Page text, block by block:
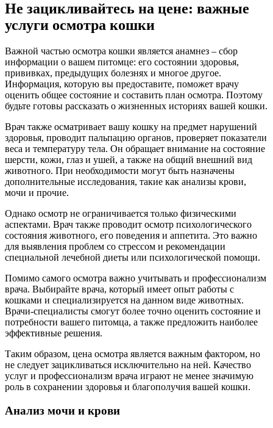
Не зацикливайтесь на цене: важные
услуги осмотра кошки
Важной частью осмотра кошки является анамнез – сбор
информации о вашем питомце: его состоянии здоровья,
прививках, предыдущих болезнях и многое другое.
Информация, которую вы предоставите, поможет врачу
оценить общее состояние и составить план осмотра. Поэтому
будьте готовы рассказать о жизненных историях вашей кошки.
Врач также осматривает вашу кошку на предмет нарушений
здоровья, проводит пальпацию органов, проверяет показатели
веса и температуру тела. Он обращает внимание на состояние
шерсти, кожи, глаз и ушей, а также на общий внешний вид
животного. При необходимости могут быть назначены
дополнительные исследования, такие как анализы крови,
мочи и прочие.
Однако осмотр не ограничивается только физическими
аспектами. Врач также проводит осмотр психологического
состояния животного, его поведения и аппетита. Это важно
для выявления проблем со стрессом и рекомендации
специальной лечебной диеты или психологической помощи.
Помимо самого осмотра важно учитывать и профессионализм
врача. Выбирайте врача, который имеет опыт работы с
кошками и специализируется на данном виде животных.
Врачи-специалисты смогут более точно оценить состояние и
потребности вашего питомца, а также предложить наиболее
эффективные решения.
Таким образом, цена осмотра является важным фактором, но
не следует зацикливаться исключительно на ней. Качество
услуг и профессионализм врача играют не менее значимую
роль в сохранении здоровья и благополучия вашей кошки.
Анализ мочи и крови